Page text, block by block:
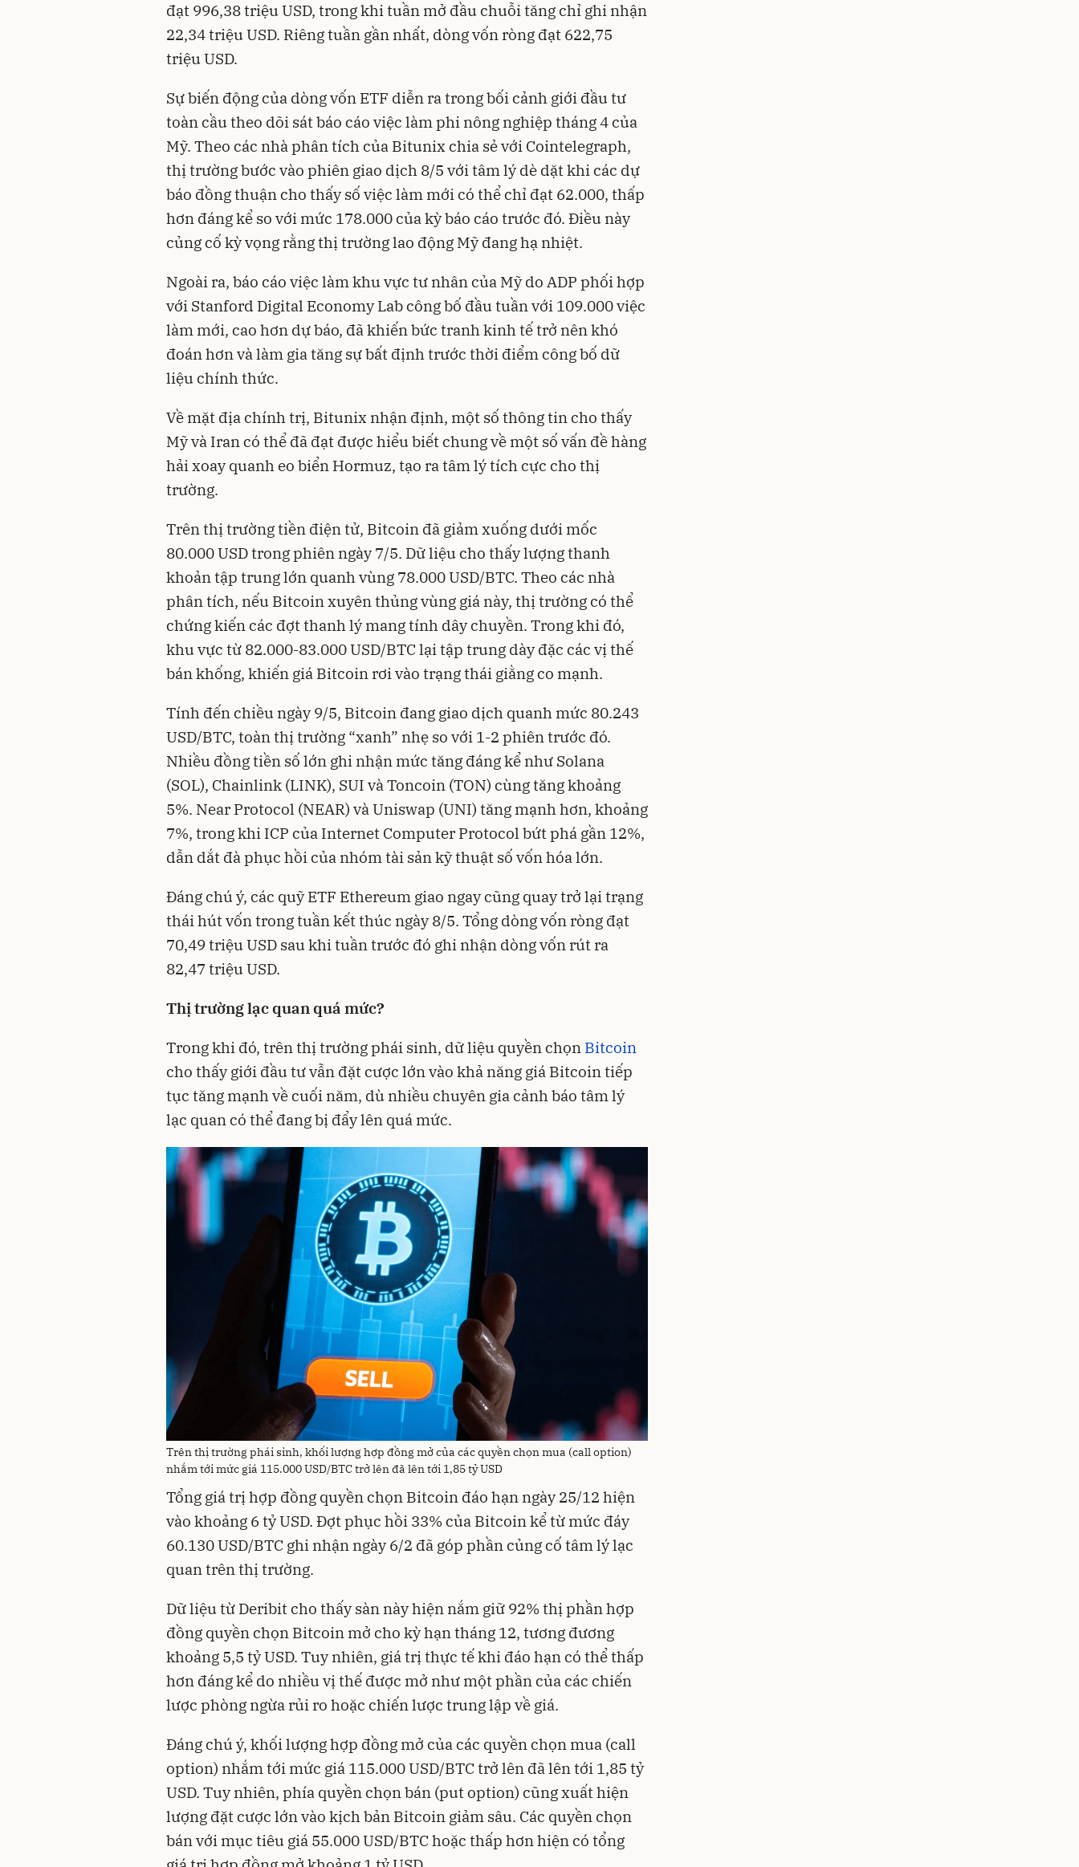
đạt 996,38 triệu USD, trong khi tuần mở đầu chuỗi tăng chỉ ghi nhận
22,34 triệu USD. Riêng tuần gần nhất, dòng vốn ròng đạt 622,75
triệu USD.
Sự biến động của dòng vốn ETF diễn ra trong bối cảnh giới đầu tư
toàn cầu theo dõi sát báo cáo việc làm phi nông nghiệp tháng 4 của
Mỹ. Theo các nhà phân tích của Bitunix chia sẻ với Cointelegraph,
thị trường bước vào phiên giao dịch 8/5 với tâm lý dè dặt khi các dự
báo đồng thuận cho thấy số việc làm mới có thể chỉ đạt 62.000, thấp
hơn đáng kể so với mức 178.000 của kỳ báo cáo trước đó. Điều này
củng cố kỳ vọng rằng thị trường lao động Mỹ đang hạ nhiệt.
Ngoài ra, báo cáo việc làm khu vực tư nhân của Mỹ do ADP phối hợp
với Stanford Digital Economy Lab công bố đầu tuần với 109.000 việc
làm mới, cao hơn dự báo, đã khiến bức tranh kinh tế trở nên khó
đoán hơn và làm gia tăng sự bất định trước thời điểm công bố dữ
liệu chính thức.
Về mặt địa chính trị, Bitunix nhận định, một số thông tin cho thấy
Mỹ và Iran có thể đã đạt được hiểu biết chung về một số vấn đề hàng
hải xoay quanh eo biển Hormuz, tạo ra tâm lý tích cực cho thị
trường.
Trên thị trường tiền điện tử, Bitcoin đã giảm xuống dưới mốc
80.000 USD trong phiên ngày 7/5. Dữ liệu cho thấy lượng thanh
khoản tập trung lớn quanh vùng 78.000 USD/BTC. Theo các nhà
phân tích, nếu Bitcoin xuyên thủng vùng giá này, thị trường có thể
chứng kiến các đợt thanh lý mang tính dây chuyền. Trong khi đó,
khu vực từ 82.000-83.000 USD/BTC lại tập trung dày đặc các vị thế
bán khống, khiến giá Bitcoin rơi vào trạng thái giằng co mạnh.
Tính đến chiều ngày 9/5, Bitcoin đang giao dịch quanh mức 80.243
USD/BTC, toàn thị trường “xanh” nhẹ so với 1-2 phiên trước đó.
Nhiều đồng tiền số lớn ghi nhận mức tăng đáng kể như Solana
(SOL), Chainlink (LINK), SUI và Toncoin (TON) cùng tăng khoảng
5%. Near Protocol (NEAR) và Uniswap (UNI) tăng mạnh hơn, khoảng
7%, trong khi ICP của Internet Computer Protocol bứt phá gần 12%,
dẫn dắt đà phục hồi của nhóm tài sản kỹ thuật số vốn hóa lớn.
Đáng chú ý, các quỹ ETF Ethereum giao ngay cũng quay trở lại trạng
thái hút vốn trong tuần kết thúc ngày 8/5. Tổng dòng vốn ròng đạt
70,49 triệu USD sau khi tuần trước đó ghi nhận dòng vốn rút ra
82,47 triệu USD.
Thị trường lạc quan quá mức?
Trong khi đó, trên thị trường phái sinh, dữ liệu quyền chọn Bitcoin
cho thấy giới đầu tư vẫn đặt cược lớn vào khả năng giá Bitcoin tiếp
tục tăng mạnh về cuối năm, dù nhiều chuyên gia cảnh báo tâm lý
lạc quan có thể đang bị đẩy lên quá mức.
Trên thị trường phái sinh, khối lượng hợp đồng mở của các quyền chọn mua (call option)
nhắm tới mức giá 115.000 USD/BTC trở lên đã lên tới 1,85 tỷ USD
Tổng giá trị hợp đồng quyền chọn Bitcoin đáo hạn ngày 25/12 hiện
vào khoảng 6 tỷ USD. Đợt phục hồi 33% của Bitcoin kể từ mức đáy
60.130 USD/BTC ghi nhận ngày 6/2 đã góp phần củng cố tâm lý lạc
quan trên thị trường.
Dữ liệu từ Deribit cho thấy sàn này hiện nắm giữ 92% thị phần hợp
đồng quyền chọn Bitcoin mở cho kỳ hạn tháng 12, tương đương
khoảng 5,5 tỷ USD. Tuy nhiên, giá trị thực tế khi đáo hạn có thể thấp
hơn đáng kể do nhiều vị thế được mở như một phần của các chiến
lược phòng ngừa rủi ro hoặc chiến lược trung lập về giá.
Đáng chú ý, khối lượng hợp đồng mở của các quyền chọn mua (call
option) nhắm tới mức giá 115.000 USD/BTC trở lên đã lên tới 1,85 tỷ
USD. Tuy nhiên, phía quyền chọn bán (put option) cũng xuất hiện
lượng đặt cược lớn vào kịch bản Bitcoin giảm sâu. Các quyền chọn
bán với mục tiêu giá 55.000 USD/BTC hoặc thấp hơn hiện có tổng